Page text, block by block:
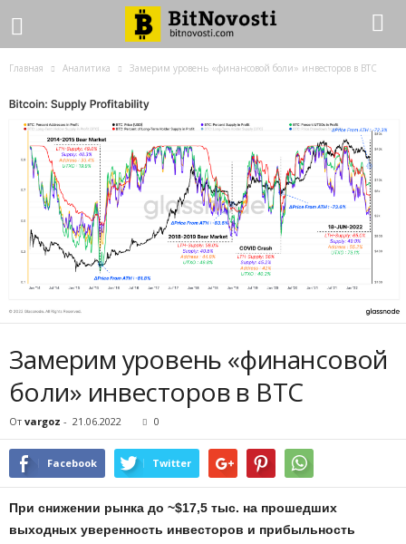
Главная Аналитика Замерим уровень «финансовой боли» инвесторов в BTC
Замерим уровень «финансовой
боли» инвесторов в BTC
От vargoz - 21.06.2022 0
Facebook Twitter
При снижении рынка до ~$17,5 тыс. на прошедших
выходных уверенность инвесторов и прибыльность